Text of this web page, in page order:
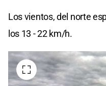
Los vientos, del norte
los 13 - 22 km/h.